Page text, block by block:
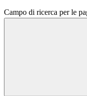
Campo di ricerca per le